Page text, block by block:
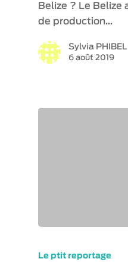
Belize ? Le Belize
de production…
Sylvia
6 août 2019
Le ptit reportage